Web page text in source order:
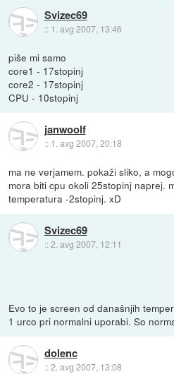
Svizec69
:: 1. avg 2007, 13:46
piše mi samo
core1 - 17stopinj
core2 - 17stopinj
CPU - 10stopinj
janwoolf
:: 1. avg 2007, 20:18
ma ne verjamem. pokaži sliko, a
mora biti cpu okoli 25stopinj naprej.
temperatura -2stopinj. xD
Svizec69
::2. avg 2007, 12:11
Evo to je screen od današnjih
1 urco pri normalni uporabi. So
dolenc
::2. avg 2007, 13:08